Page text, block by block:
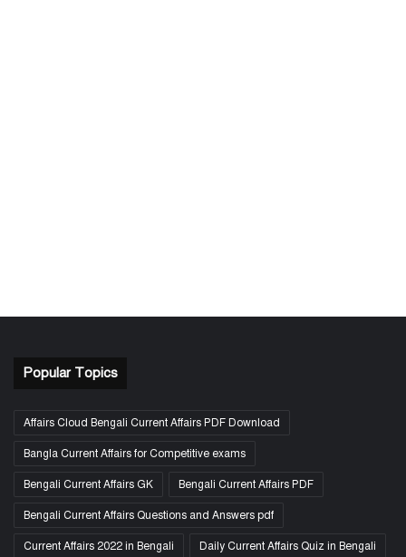
Popular Topics
Affairs Cloud Bengali Current Affairs PDF Download
Bangla Current Affairs for Competitive exams
Bengali Current Affairs GK Bengali Current Affairs PDF
Bengali Current Affairs Questions and Answers pdf
Current Affairs 2022 in Bengali Daily Current Affairs Quiz in Bengali